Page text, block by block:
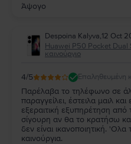
Άψογο
Despoina Kalyva,12 Oct
Huawei P50 Pocket Dual
καινούργιο
4/5 Επαληθευμένη
Παρέλαβα το τηλέφωνο σε
παραγγείλει, έστειλα μαιλ
εξεραιτική εξυπηρέτηση
σίγουρη αν θα το κρατήσω
δεν είναι ικανοποιητική. 'Ολα
καινούργια.